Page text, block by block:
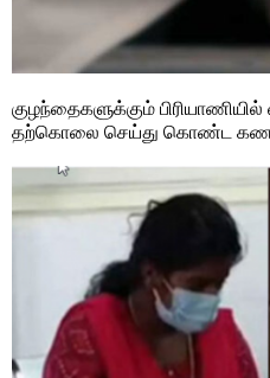
குழந்தைகளுக்கும்
தற்கொலை செய்து கொண்ட